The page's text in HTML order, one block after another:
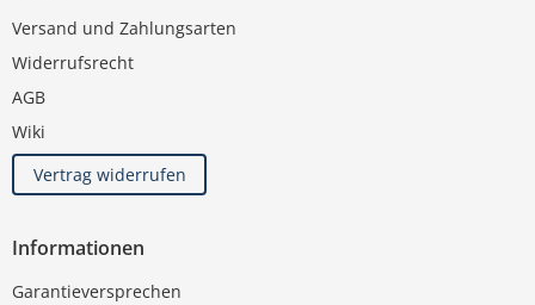
Versand und Zahlungsarten
Widerrufsrecht
AGB
Wiki
Vertrag widerrufen
Informationen
Garantieversprechen